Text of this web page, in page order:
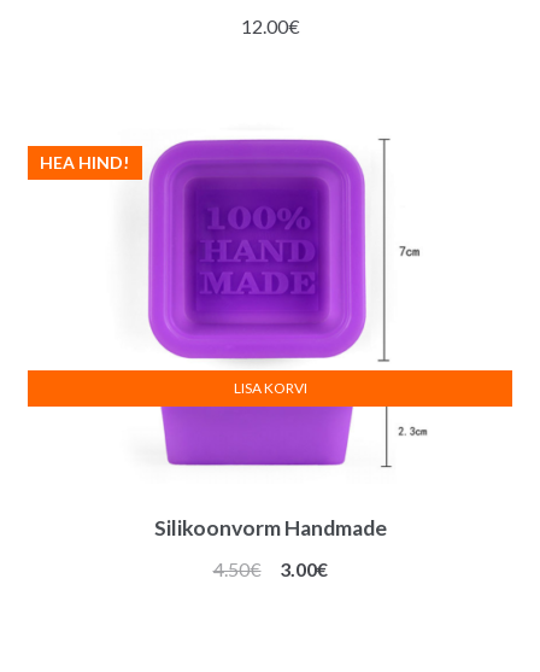
12.00€
Silikoonvorm Handmade
HEA HIND!
4.50€
Algne
3.00€Praegune
LISA KORVI